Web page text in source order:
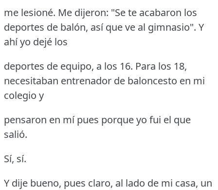
me lesioné. Me dijeron: "Se te acabaron los
deportes de balón, así que ve al gimnasio". Y
ahí yo dejé los
deportes de equipo, a los 16. Para los 18,
necesitaban entrenador de baloncesto en mi
colegio y
pensaron en mí pues porque yo fui el que
salió.
Sí, sí.
Y dije bueno, pues claro, al lado de mi casa, un